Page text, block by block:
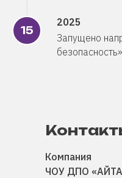
2025
Запущено
безопасность»
Компания
ЧОУ ДПО